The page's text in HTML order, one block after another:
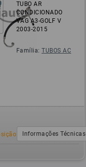
TUBO AR
CONDICIONADO
VAG A3-GOLF V
2003-2015
Família:TUBOS AC
Informações Técnicas